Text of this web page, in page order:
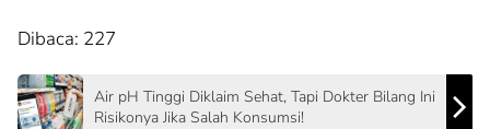
Dibaca: 227
Air pH Tinggi Diklaim Sehat, Tapi Dokter Bilang Ini
Risikonya Jika Salah Konsumsi!